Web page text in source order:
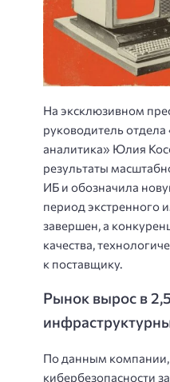
На эксклюзивном
руководитель отдела
аналитика» Юлия
результаты
ИБ и обозначила
период экстренного
завершен, а
качества,
к поставщику.
Рынок вырос в
По данным
кибербезопасности